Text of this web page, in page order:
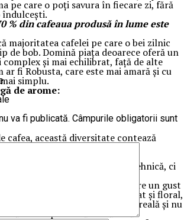
pe care o poți savura în fiecare zi, fără
îndulcești.
% din cafeaua produsă în lume este
majoritatea cafelei pe care o bei zilnic
de bob. Domină piața deoarece oferă un
complex și mai echilibrat, față de alte
ar fi Robusta, care este mai amară și cu
simplu.
de arome:
cafea, această diversitate contează
oamenilor, diferența nu e una tehnică, ci
mai blândă, mai echilibrată. Are un gust
care pot merge de la fructat și floral,
caramel. Nu te lovește cu amăreală și nu
sau lapte ca să fie băubilă.
va fi publicată. Câmpurile obligatorii sunt